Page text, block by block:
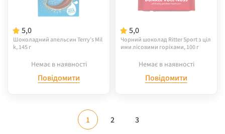
5,0
Шоколадний апельсин Terry’s Mil
k, 145 г
Немає в наявності
Повідомити
5,0
Чорний шоколад Ritter Sport з ціл
ими лісовими горіхами, 100 г
Немає в наявності
Повідомити
1 2 3